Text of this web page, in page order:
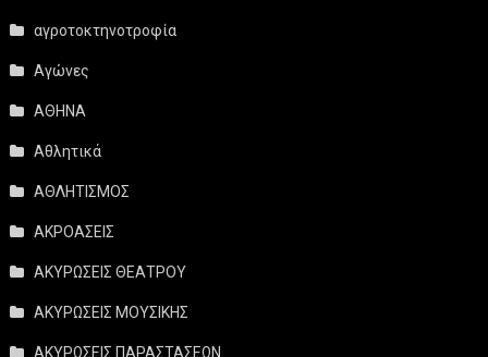
αγροτοκτηνοτροφία
Αγώνες
ΑΘΗΝΑ
Αθλητικά
ΑΘΛΗΤΙΣΜΟΣ
ΑΚΡΟΑΣΕΙΣ
ΑΚΥΡΩΣΕΙΣ ΘΕΑΤΡΟΥ
ΑΚΥΡΩΣΕΙΣ ΜΟΥΣΙΚΗΣ
ΑΚΥΡΩΣΕΙΣ ΠΑΡΑΣΤΑΣΕΩΝ